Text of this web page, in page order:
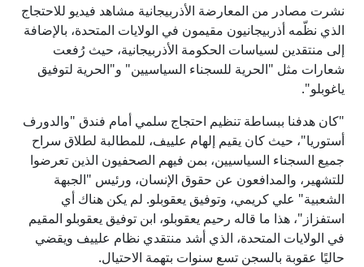
نشرت مصادر من المعارضة الأذربيجانية مشاهد فيديو للاحتجاج
الذي نظّمه أذربيجانيون مقيمون في الولايات المتحدة، بالإضافة
إلى منتقدين لسياسات الحكومة الأذربيجانية، حيث رُفعت
شعارات مثل "الحرية للسجناء السياسيين" و"الحرية لتوفيق
ياغوبلو".
"كان هدفنا ببساطة تنظيم احتجاج سلمي أمام فندق "والدورف
أستوريا"، حيث كان يقيم إلهام علييف، للمطالبة لطلاق سراح
جميع السجناء السياسيين، بمن فيهم الصحفيون الذين تعرضوا
للتشهير، والمدافعون عن حقوق الإنسان، ورئيس "الجبهة
الشعبية" علي كريمي، وتوفيق يعقوبلو. لم يكن هناك أي
استفزاز"، هذا ما قاله رحيم يعقوبلو، ابن توفيق يعقوبلو المقيم
في الولايات المتحدة، الذي أشد منتقدي نظام علييف ويقضي
حاليًا عقوبة بالسجن تسع سنوات بتهمة الاحتيال.